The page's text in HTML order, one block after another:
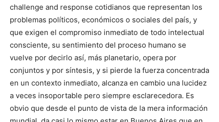
challenge and response cotidianos que representan los
problemas políticos, económicos o sociales del país, y
que exigen el compromiso inmediato de todo intelectual
consciente, su sentimiento del proceso humano se
vuelve por decirlo así, más planetario, opera por
conjuntos y por síntesis, y si pierde la fuerza concentrada
en un contexto inmediato, alcanza en cambio una lucidez
a veces insoportable pero siempre esclarecedora. Es
obvio que desde el punto de vista de la mera información